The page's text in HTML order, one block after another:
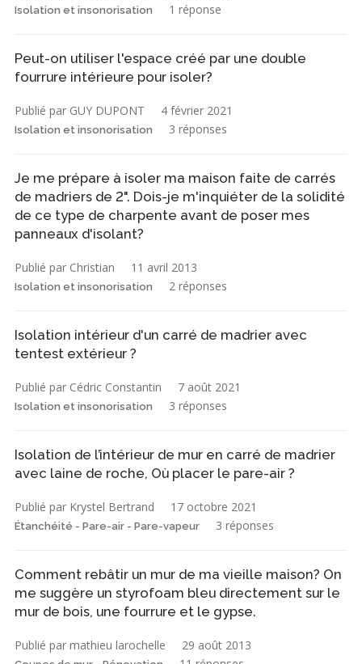
Isolation et insonorisation 1 réponse
Peut-on utiliser l'espace créé par une double
fourrure intérieure pour isoler?
Publié par GUY DUPONT 4 février 2021
Isolation et insonorisation 3 réponses
Je me prépare à isoler ma maison faite de carrés
de madriers de 2". Dois-je m'inquiéter de la solidité
de ce type de charpente avant de poser mes
panneaux d'isolant?
Publié par Christian 11 avril 2013
Isolation et insonorisation 2 réponses
Isolation intérieur d'un carré de madrier avec
tentest extérieur ?
Publié par Cédric Constantin 7 août 2021
Isolation et insonorisation 3 réponses
Isolation de l’intérieur de mur en carré de madrier
avec laine de roche, Où placer le pare-air ?
Publié par Krystel Bertrand 17 octobre 2021
Étanchéité - Pare-air - Pare-vapeur 3 réponses
Comment rebâtir un mur de ma vieille maison? On
me suggère un styrofoam bleu directement sur le
mur de bois, une fourrure et le gypse.
Publié par mathieu larochelle 29 août 2013